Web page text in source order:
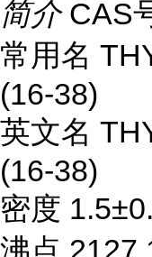
简介 CAS
常用名
(16-38)
英文名
(16-38)
密度
沸点